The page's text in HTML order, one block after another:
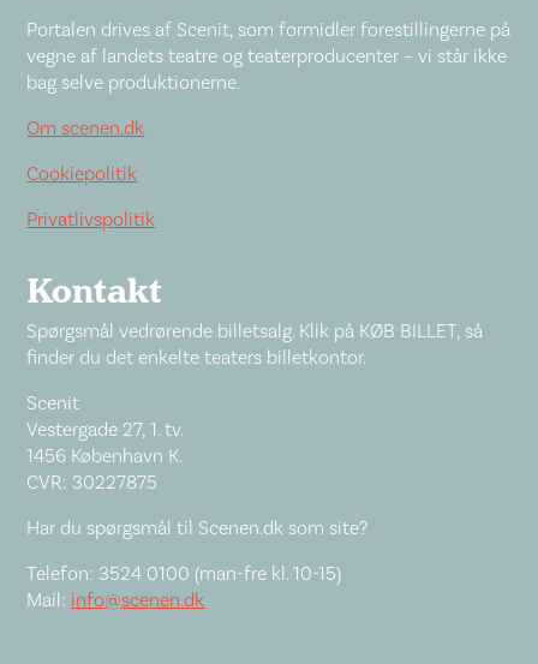
Portalen drives af Scenit, som formidler forestillingerne på
vegne af landets teatre og teaterproducenter – vi står ikke
bag selve produktionerne.
Om scenen.dk
Cookiepolitik
Privatlivspolitik
Kontakt
Spørgsmål vedrørende billetsalg. Klik på KØB BILLET, så
finder du det enkelte teaters billetkontor.
Scenit
Vestergade 27, 1. tv.
1456 København K.
CVR: 30227875
Har du spørgsmål til Scenen.dk som site?
Telefon: 3524 0100 (man-fre kl. 10-15)
Mail: info@scenen.dk